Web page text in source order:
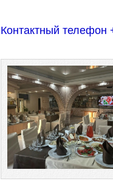
Контактный телефон